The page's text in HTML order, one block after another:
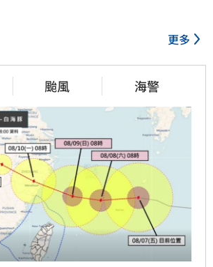
詐10億女律曾任中市法律顧
問？市府澄清
12分鐘前
83z高雄場秒殺再釋票！加開視
線不良區！
15分鐘前
更多
颱風 海警